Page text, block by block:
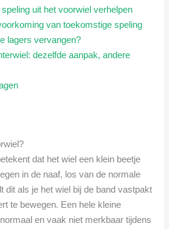
uit het voorwiel verhelpen
van toekomstige speling
lagers vervangen?
dezelfde aanpak, andere
dat het wiel een klein beetje
in de naaf, los van de normale
dit als je het wiel bij de band vastpakt
te bewegen. Een hele kleine
en vaak niet merkbaar tijdens